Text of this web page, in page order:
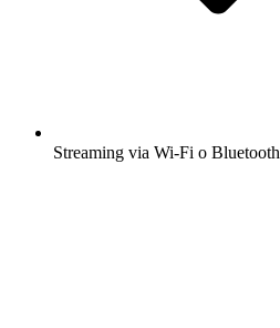
Streaming via Wi-Fi o Bluetooth